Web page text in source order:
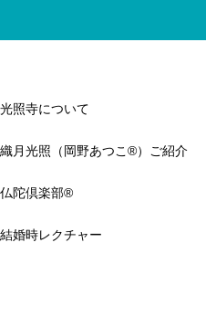
光照寺について
織月光照（岡野あつこ®）ご紹介
仏陀倶楽部®
結婚時レクチャー